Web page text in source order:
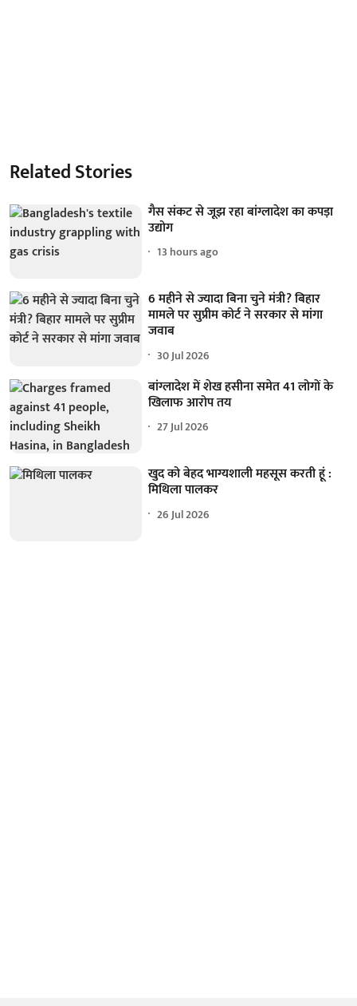
Related Stories
गैस संकट से जूझ रहा बांग्लादेश का कपड़ा
उद्योग
13 hours ago
6 महीने से ज्यादा बिना चुने मंत्री? बिहार
मामले पर सुप्रीम कोर्ट ने सरकार से मांगा
जवाब
30 Jul 2026
बांग्लादेश में शेख हसीना समेत 41 लोगों के
खिलाफ आरोप तय
27 Jul 2026
खुद को बेहद भाग्यशाली महसूस करती हूं :
मिथिला पालकर
26 Jul 2026